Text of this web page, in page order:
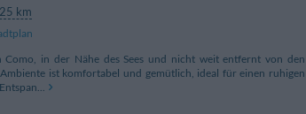
km
in der Nähe des Sees und nicht weit entfernt von den
ist komfortabel und gemütlich, ideal für einen ruhigen